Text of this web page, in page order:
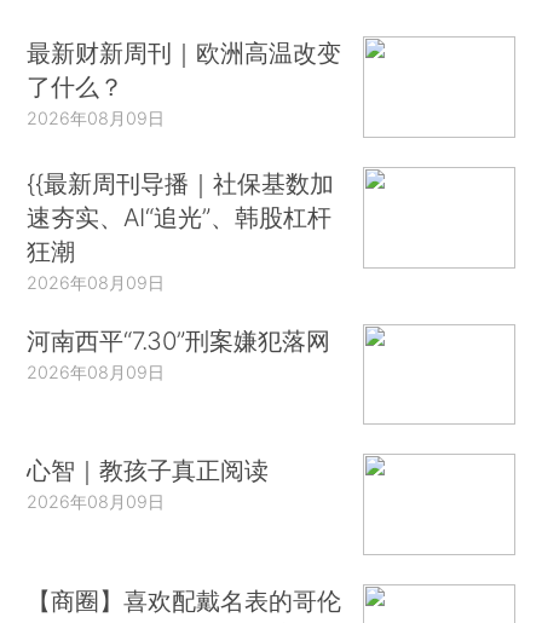
最新财新周刊｜欧洲高温改变
了什么？
2026年08月09日
{{最新周刊导播｜社保基数加
速夯实、AI“追光”、韩股杠杆
狂潮
2026年08月09日
河南西平“7.30”刑案嫌犯落网
2026年08月09日
心智｜教孩子真正阅读
2026年08月09日
【商圈】喜欢配戴名表的哥伦